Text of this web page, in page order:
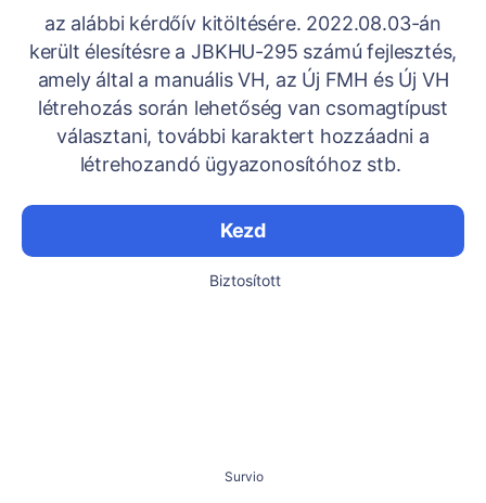
az alábbi kérdőív kitöltésére. 2022.08.03-án
került élesítésre a JBKHU-295 számú fejlesztés,
amely által a manuális VH, az Új FMH és Új VH
létrehozás során lehetőség van csomagtípust
választani, további karaktert hozzáadni a
létrehozandó ügyazonosítóhoz stb.
Kezd
Biztosított
Survio